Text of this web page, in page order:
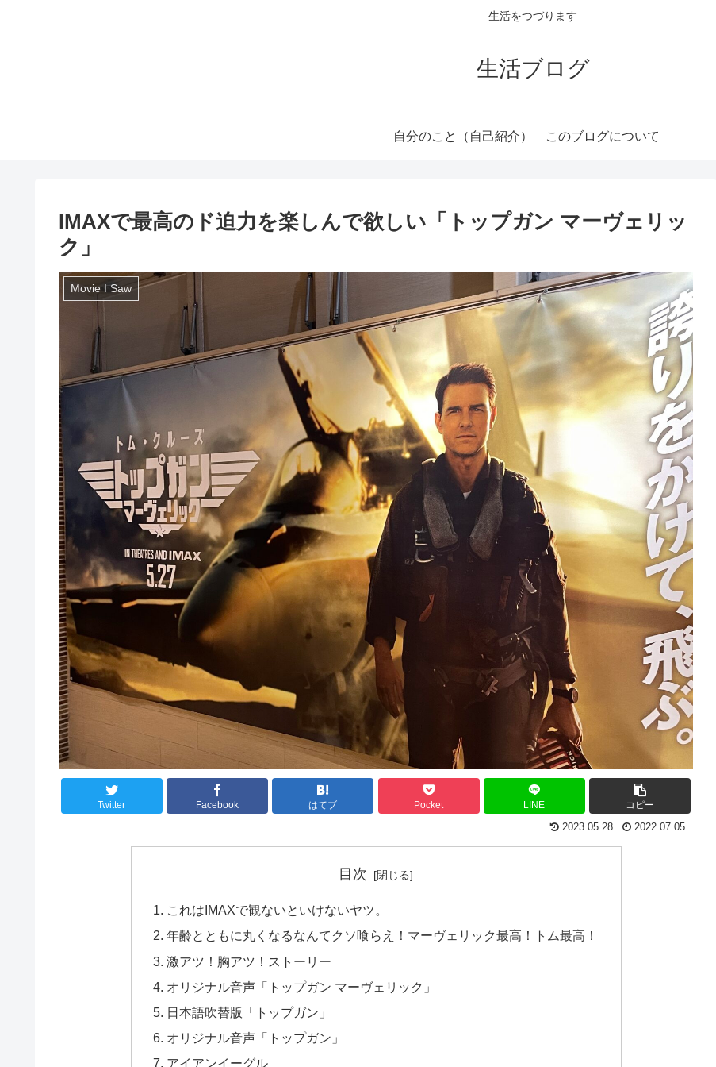
生活をつづります
生活ブログ
自分のこと（自己紹介） このブログについて
IMAXで最高のド迫力を楽しんで欲しい「トップガン マーヴェリッ
ク」
Movie I Saw
Twitter Facebook はてブ Pocket LINE コピー
2023.05.28 2022.07.05
目次
これはIMAXで観ないといけないヤツ。
年齢とともに丸くなるなんてクソ喰らえ！マーヴェリック最高！トム最高！
激アツ！胸アツ！ストーリー
オリジナル音声「トップガン マーヴェリック」
日本語吹替版「トップガン」
オリジナル音声「トップガン」
アイアンイーグル